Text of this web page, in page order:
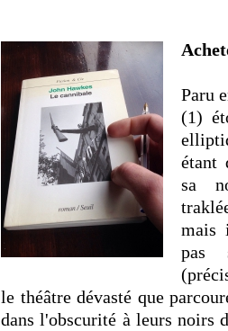
Paru
(1)
étant
sa
mais
pas
le théâtre dévasté que
dans l'obscurité à leurs noirs